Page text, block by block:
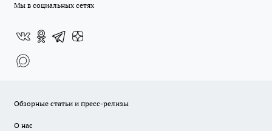
Мы в социальных сетях
Обзорные статьи и пресс-релизы
О нас